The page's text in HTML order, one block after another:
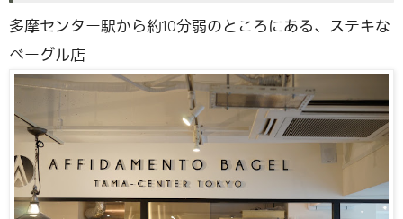
多摩センター駅から約10分弱のところにある、ステキな
ベーグル店